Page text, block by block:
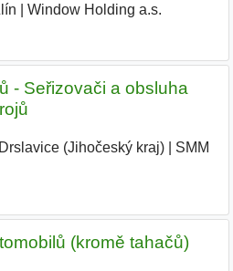
Window Holding a.s.
- Seřizovači a obsluha
Drslavice (Jihočeský kraj)|
SMM
(kromě tahačů)